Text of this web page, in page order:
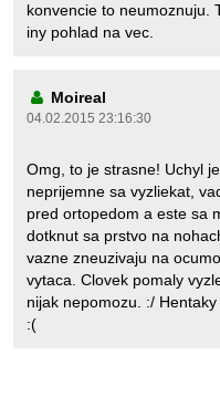
konvencie to neumoznuju.
iny pohlad na vec.
Moireal
04.02.2015 23:16:30
Omg, to je strasne! Uchyl
neprijemne sa vyzliekat,
pred ortopedom a este sa
dotknut sa prstvo na
vazne zneuzivaju na
vytaca. Clovek pomaly
nijak nepomozu. :/
:(